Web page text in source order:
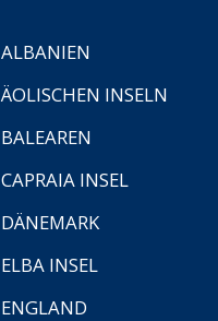
ALBANIEN
ÄOLISCHEN INSELN
BALEAREN
CAPRAIA INSEL
DÄNEMARK
ELBA INSEL
ENGLAND